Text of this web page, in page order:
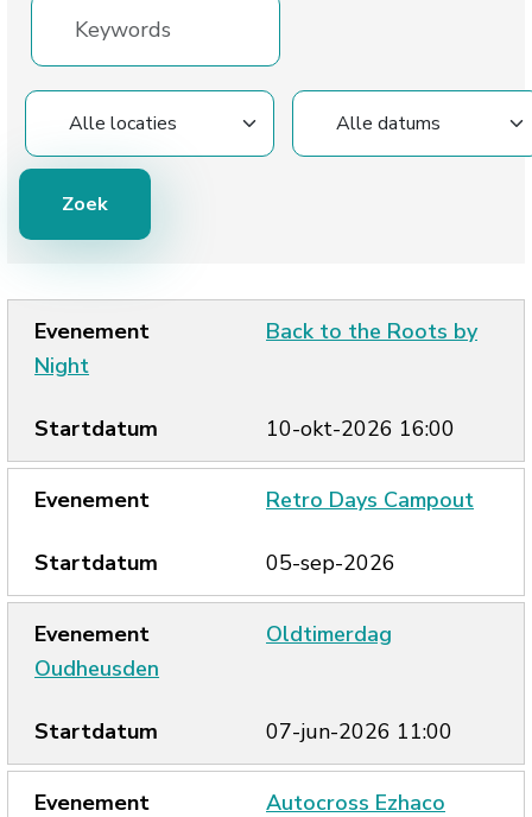
Back to the Roots by
Night
10-okt-2026 16:00
Retro Days Campout
05-sep-2026
Oldtimerdag
Oudheusden
07-jun-2026 11:00
Autocross Ezhaco